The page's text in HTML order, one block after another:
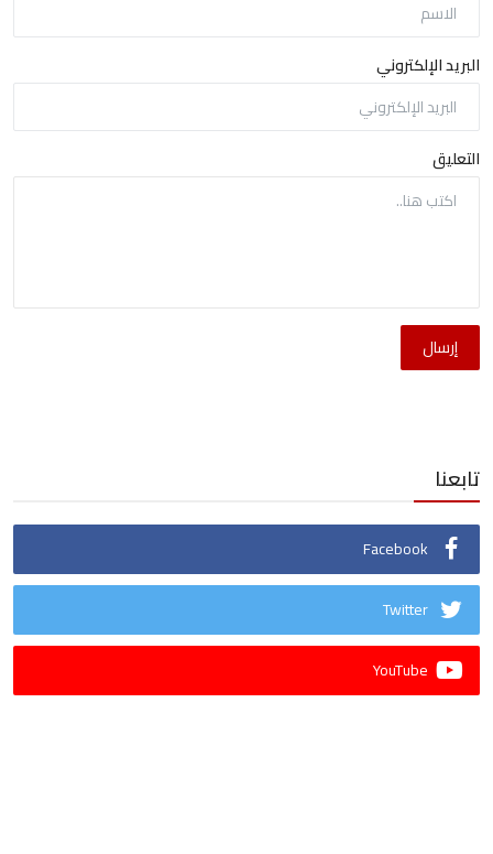
البريد الإلكتروني
التعليق
إرسال
تابعنا
Facebook
Twitter
YouTube